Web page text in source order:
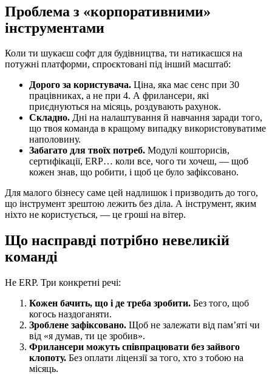
Проблема з «корпоративними»
інструментами
Коли ти шукаєш софт для будівництва, ти натикаєшся на
потужні платформи, спроєктовані під інший масштаб:
Дорого за користувача. Ціна, яка має сенс при 30
працівниках, а не при 4. А фрилансери, які
приєднуються на місяць, роздувають рахунок.
Складно. Дні на налаштування й навчання заради того,
що твоя команда в кращому випадку використовуватиме
наполовину.
Забагато для твоїх потреб. Модулі кошторисів,
сертифікації, ERP… коли все, чого ти хочеш, — щоб
кожен знав, що робити, і щоб це було зафіксовано.
Для малого бізнесу саме цей надлишок і призводить до того,
що інструмент зрештою лежить без діла. А інструмент, яким
ніхто не користується, — це гроші на вітер.
Що насправді потрібно невеликій
команді
Не ERP. Три конкретні речі:
Кожен бачить, що і де треба зробити. Без того, щоб
когось наздоганяти.
Зроблене зафіксовано. Щоб не залежати від пам’яті чи
від «я думав, ти це зробив».
Фрилансери можуть співпрацювати без зайвого
клопоту. Без оплати ліцензії за того, хто з тобою на
місяць.